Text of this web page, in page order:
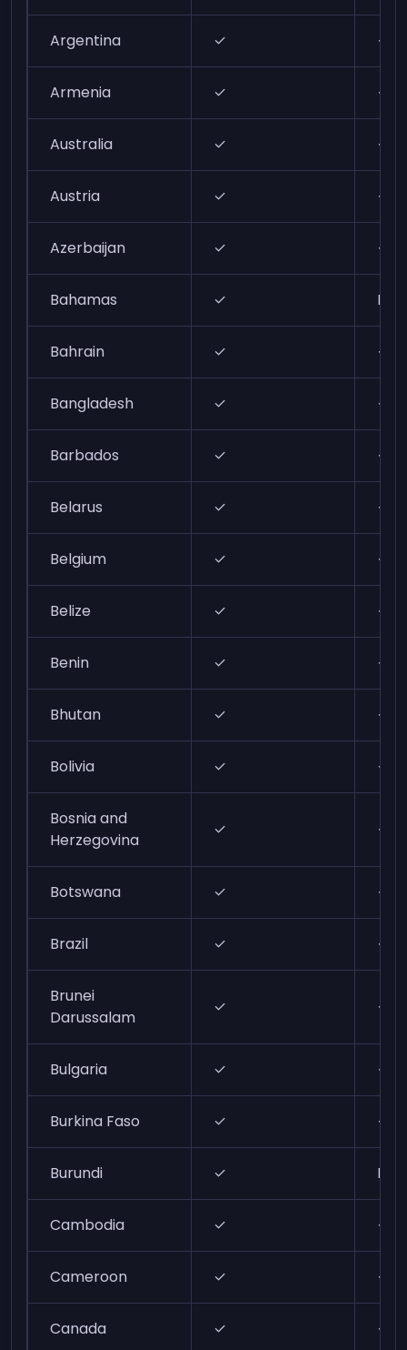
Argentina ✓ ✓
Armenia ✓ ✓
Australia ✓ ✓
Austria ✓ ✓
Azerbaijan ✓ ✓
Bahamas ✓ N/A
Bahrain ✓ ✓
Bangladesh ✓ ✓
Barbados ✓ ✓
Belarus ✓ ✓
Belgium ✓ ✓
Belize ✓ ✓
Benin ✓ ✓
Bhutan ✓ ✓
Bolivia ✓ ✓
Bosnia and
Herzegovina
✓ ✓
Botswana ✓ ✓
Brazil ✓ ✓
Brunei
Darussalam
✓ ✓
Bulgaria ✓ ✓
Burkina Faso ✓ ✓
Burundi ✓ N/A
Cambodia ✓ ✓
Cameroon ✓ ✓
Canada ✓ ✓